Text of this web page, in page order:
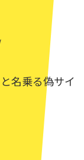
名乗る偽サイ